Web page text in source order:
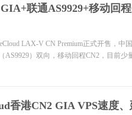
联通AS9929+移动回
LAX-V CN Premium正式开售，中
AS9929）双向，移动回程CN2，目前少
香港CN2 GIA VPS速度